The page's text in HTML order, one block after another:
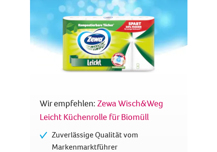
Wir empfehlen: Zewa Wisch&Weg
Leicht Küchenrolle für Biomüll
Zuverlässige Qualität vom
Markenmarktführer